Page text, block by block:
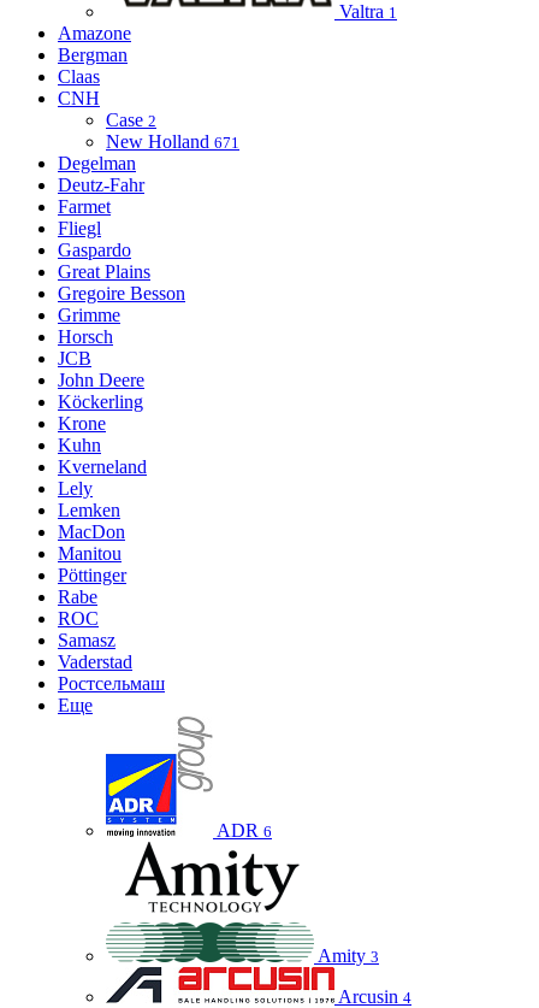
Valtra 1
Amazone
Bergman
Claas
CNH
Case 2
New Holland 671
Degelman
Deutz-Fahr
Farmet
Fliegl
Gaspardo
Great Plains
Gregoire Besson
Grimme
Horsch
JCB
John Deere
Köckerling
Krone
Kuhn
Kverneland
Lely
Lemken
MacDon
Manitou
Pöttinger
Rabe
ROC
Samasz
Vaderstad
Ростсельмаш
Еще
ADR 6
Amity 3
Arcusin 4